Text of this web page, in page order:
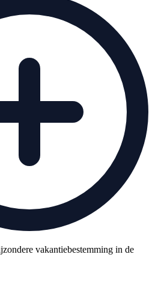
vakantiebestemming in de